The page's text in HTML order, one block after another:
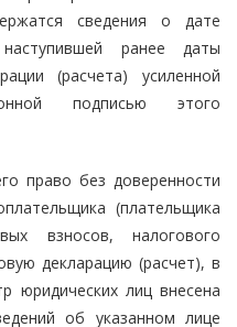
сведения о дате
ранее даты
(расчета) усиленной
подписью этого
право без доверенности
(плательщика
взносов, налогового
декларацию (расчет), в
юридических лиц внесена
об указанном лице